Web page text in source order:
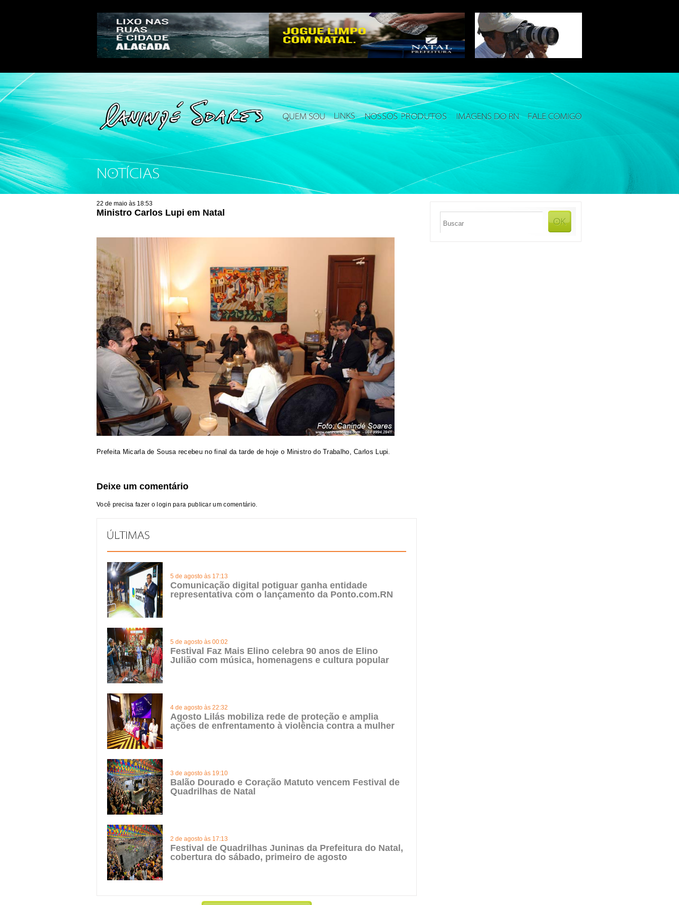
NOTÍCIAS
22 de maio às 18:53
Ministro Carlos Lupi em Natal
Prefeita Micarla de Sousa recebeu no final da tarde de hoje o Ministro do Trabalho, Carlos Lupi.
Deixe um comentário
Você precisa fazer o login para publicar um comentário.
5 de agosto às 17:13
Comunicação digital potiguar ganha entidade
representativa com o lançamento da Ponto.com.RN
5 de agosto às 00:02
Festival Faz Mais Elino celebra 90 anos de Elino
Julião com música, homenagens e cultura popular
4 de agosto às 22:32
Agosto Lilás mobiliza rede de proteção e amplia
ações de enfrentamento à violência contra a mulher
3 de agosto às 19:10
Balão Dourado e Coração Matuto vencem Festival de
Quadrilhas de Natal
2 de agosto às 17:13
Festival de Quadrilhas Juninas da Prefeitura do Natal,
cobertura do sábado, primeiro de agosto